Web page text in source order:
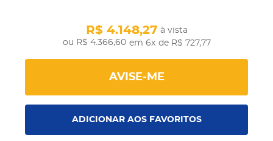
R$ 4.366,60
R$ 4.148,27 à vista
em 6x de R$ 727,77
AVISE-ME
ADICIONAR AOS FAVORITOS